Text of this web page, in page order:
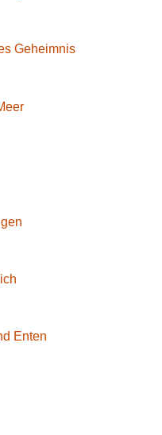
Geheimnis
Enten